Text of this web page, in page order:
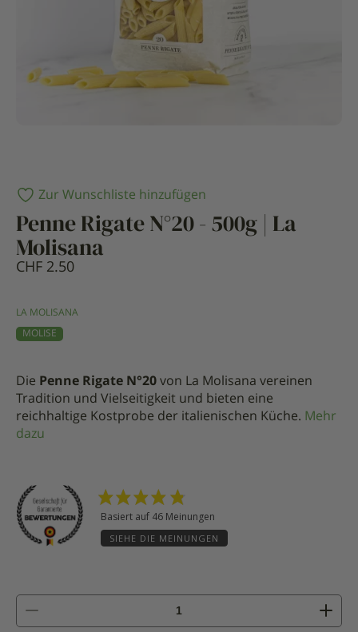
Zur Wunschliste hinzufügen
Penne Rigate N°20 - 500g | La
Molisana
CHF 2.50
LA MOLISANA
MOLISE
Die Penne Rigate N°20 von La Molisana vereinen
Tradition und Vielseitigkeit und bieten eine
reichhaltige Kostprobe der italienischen Küche. Mehr
dazu
Basiert auf 46 Meinungen
SIEHE DIE MEINUNGEN